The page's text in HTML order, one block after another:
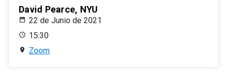
David Pearce, NYU
22 de Junio de 2021
15:30
Zoom